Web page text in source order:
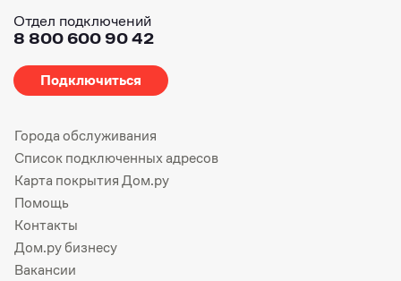
Отдел подключений
8 800 600 90 42
Подключиться
Города обслуживания
Список подключенных адресов
Карта покрытия Дом.ру
Помощь
Контакты
Дом.ру бизнесу
Вакансии